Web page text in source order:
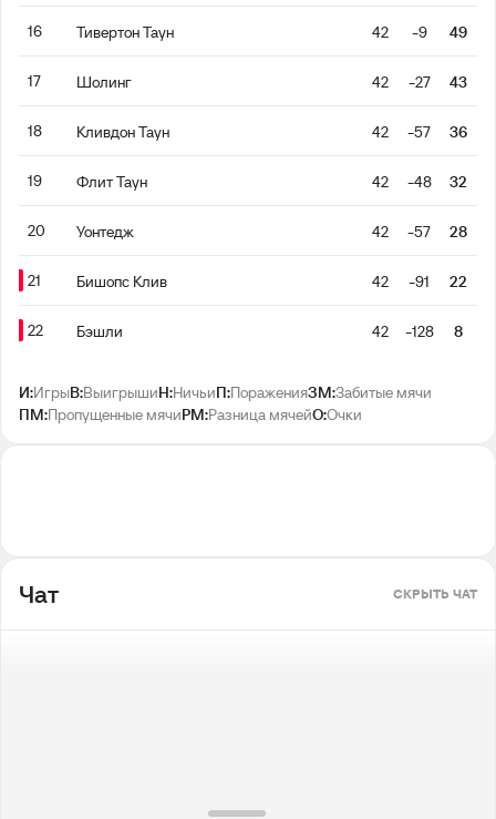
16 Тивертон Таун 42 -9 49
17 Шолинг 42 -27 43
18 Кливдон Таун 42 -57 36
19 Флит Таун 42 -48 32
20 Уонтедж 42 -57 28
21 Бишопс Клив 42 -91 22
22 Бэшли 42 -128 8
И:ИгрыВ:ВыигрышиН:НичьиП:ПораженияЗМ:Забитые мячи
ПМ:Пропущенные мячиРМ:Разница мячейО:Очки
Чат СКРЫТЬ ЧАТ